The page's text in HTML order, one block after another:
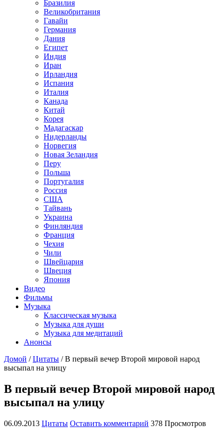
Бразилия
Великобритания
Гавайи
Германия
Дания
Египет
Индия
Иран
Ирландия
Испания
Италия
Канада
Китай
Корея
Мадагаскар
Нидерланды
Норвегия
Новая Зеландия
Перу
Польша
Португалия
Россия
США
Тайвань
Украина
Финляндия
Франция
Чехия
Чили
Швейцария
Швеция
Япония
Видео
Фильмы
Музыка
Классическая музыка
Музыка для души
Музыка для медитаций
Анонсы
Домой / Цитаты / В первый вечер Второй мировой народ
высыпал на улицу
В первый вечер Второй мировой народ
высыпал на улицу
06.09.2013 Цитаты Оставить комментарий 378 Просмотров